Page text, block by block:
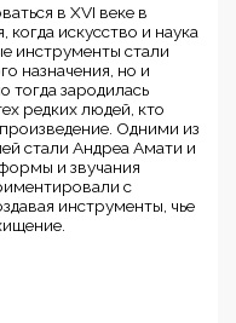
в XVI веке в
искусство и наука
инструменты стали
назначения, но и
тогда зародилась
редких людей, кто
Одними из
стали Андреа Амати и
и звучания
с
инструменты, чье